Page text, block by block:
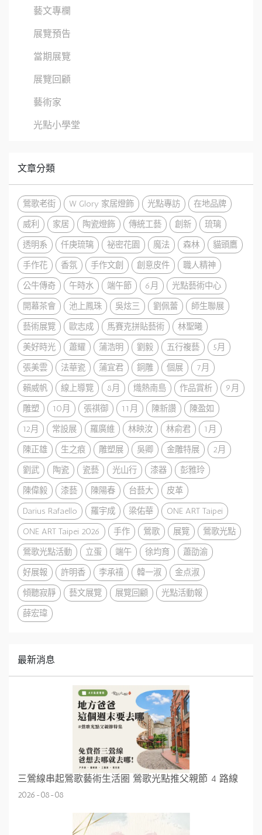
藝文專欄
展覽預告
當期展覽
展覽回顧
藝術家
光點小學堂
文章分類
鶯歌老街 W Glory 家居燈飾 光點專訪
在地品牌
威利
家居 陶瓷燈飾 傳統工藝 創新
琉璃
透明系
仟庚琉璃 祕密花園 魔法 森林
貓頭鷹
手作花
香氛 手作文創 創意皮件
職人精神
公牛傳奇
午時水 端午節 6月
光點藝術中心
開幕茶會
池上鳳珠 吳炫三 劉佩蕾
師生聯展
藝術展覽
歐志成 馬賽克拼貼藝術
林聖曦
美好時光
蕭耀 蒲浩明 劉毅 五行複藝
5月
張美雲
法華瓷 蒲宜君 銅雕 個展
7月
賴威帆
線上導覽 8月 熾熱南島 作品賞析
9月
雕塑
10月 張祺御 11月 陳新讚
陳盈如
12月
常設展 羅廣維 林映汝 林俞君
1月
陳正雄
生之痕 雕塑展 吳卿 金雕特展
2月
劉武
陶瓷 瓷藝 光山行 漆器
彭雅玲
陳偉毅
漆藝 陳陽春 台藝大
皮革
Darius Rafaello
羅宇成 梁佑華
ONE ART Taipei
ONE ART Taipei 2026
手作 鶯歌 展覽
鶯歌光點
鶯歌光點活動
立蛋 端午 徐均育
蕭劭渝
好展報
許明香 李承禧 韓一淑
金点淑
傾聽寂靜
藝文展覽 展覽回顧
光點活動報
薛宏瑋
最新消息
三鶯線串起鶯歌藝術生活圈 鶯歌光點推父親節 4 路線
2026-08-08